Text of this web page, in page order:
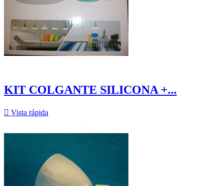
KIT COLGANTE SILICONA +...
 Vista rápida